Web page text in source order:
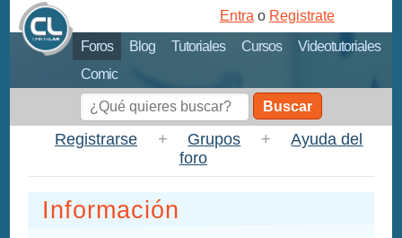
Foros Blog Tutoriales Cursos
Videotutoriales
Comic
Entra o Registrate
Buscar
Registrarse + Grupos +
Ayuda del
foro
Información